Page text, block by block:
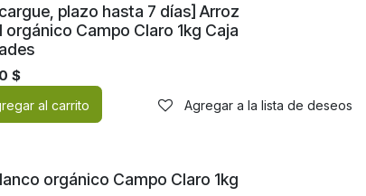
plazo hasta 7 días] Arroz
orgánico Campo Claro 1kg Caja
$
al carrito Agregar a la lista de deseos
orgánico Campo Claro 1kg